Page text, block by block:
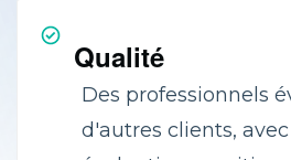
Qualité
Des professionnels
d'autres clients,